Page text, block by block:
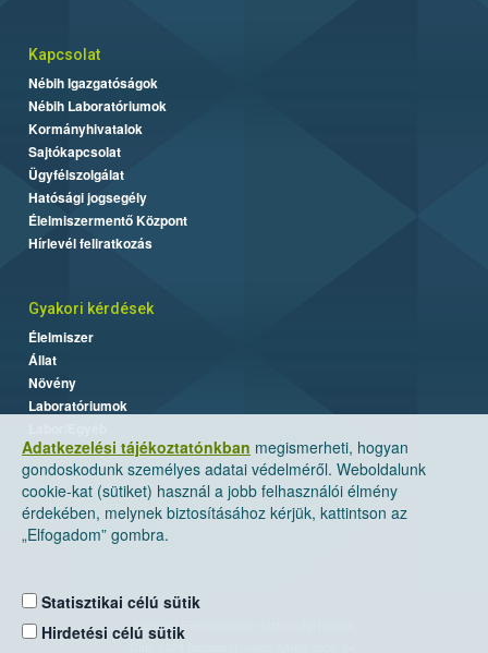
Adatkezelési tájékoztatónkban megismerheti, hogyan
gondoskodunk személyes adatai védelméről. Weboldalunk
cookie-kat (sütiket) használ a jobb felhasználói élmény
érdekében, melynek biztosításához kérjük, kattintson az
„Elfogadom” gombra.
Statisztikai célú sütik
Hirdetési célú sütik
Kapcsolat
Nébih Igazgatóságok
Nébih Laboratóriumok
Kormányhivatalok
Sajtókapcsolat
Ügyfélszolgálat
Hatósági jogsegély
Élelmiszermentő Központ
Hírlevél feliratkozás
Gyakori kérdések
Élelmiszer
Állat
Növény
Laboratóriumok
Nemzeti Élelmiszerlánc-biztonsági Hivatal